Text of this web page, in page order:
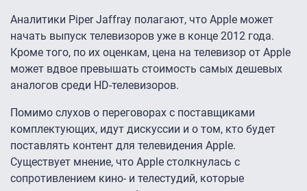
Аналитики Piper Jaffray полагают, что Apple может
начать выпуск телевизоров уже в конце 2012 года.
Кроме того, по их оценкам, цена на телевизор от Apple
может вдвое превышать стоимость самых дешевых
аналогов среди HD-телевизоров.
Помимо слухов о переговорах с поставщиками
комплектующих, идут дискуссии и о том, кто будет
поставлять контент для телевидения Apple.
Существует мнение, что Apple столкнулась с
сопротивлением кино- и телестудий, которые